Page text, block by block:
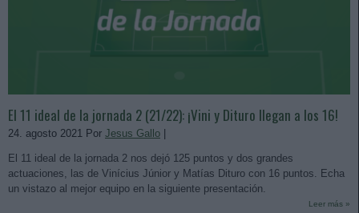
El 11 ideal de la jornada 2 (21/22): ¡Vini y Dituro llegan a los 16!
24. agosto 2021 Por Jesus Gallo
El 11 ideal de la jornada 2 nos dejó 125 puntos y dos grandes
actuaciones, las de Vinícius Júnior y Matías Dituro con 16 puntos. Echa
un vistazo al mejor equipo en la siguiente presentación.
Leer más »